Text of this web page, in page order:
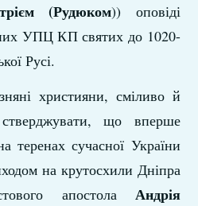
(Рудюком)) оповіді
УПЦ КП святих до 1020-
Русі.
християни, сміливо й
що вперше
теренах сучасної України
на крутосхили Дніпра
апостола Андрія